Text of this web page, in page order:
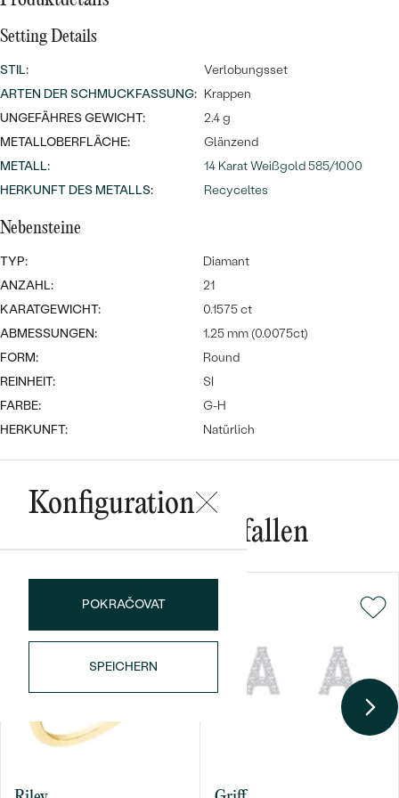
Wave Kollektion
ANSEHEN
NACH DER FARBE
MASSGEFERTIGTER
DIAMANTEN
Bestseller
Ohrrinnge
Personalisierte
Halsketten
Meistverkaufte
Ringe
ANSEHEN
Setting Details
STIL:
Verlobungsset
ARTEN DER SCHMUCKFASSUNG: Krappen
UNGEFÄHRES GEWICHT:
2.4 g
METALLOBERFLÄCHE:
Glänzend
METALL:
14 Karat Weißgold 585/1000
HERKUNFT DES METALLS: Recyceltes
Nebensteine
TYP:
Diamant
ANZAHL:
21
KARATGEWICHT:
0.1575 ct
ABMESSUNGEN:
1.25 mm (0.0075ct)
FORM:
Round
REINHEIT:
SI
FARBE:
G-H
HERKUNFT:
Natürlich
Konfiguration
POKRAČOVAT
SPEICHERN
Das könnte Ihnen gefallen